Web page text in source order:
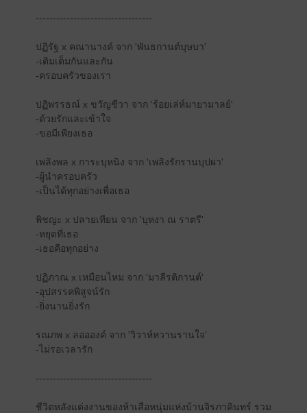
----------------------------------
ปฏิรัฐ x คณานางค์ จาก 'พันธกานต์บุษบา'
-เติมเต็มกันและกัน
-ครอบครัวของเรา
ปฏิพรรธณ์ x ขวัญชีวา จาก 'ร้อยเล่ห์มายามาลย์'
-ด้วยรักและเข้าใจ
-ขอมีเพียงเธอ
เพลิงพล x การะบุหนิง จาก 'เพลิงรักรานบุปผา'
-ผู้นำครอบครัว
-เป็นได้ทุกอย่างเพื่อเธอ
พิชญะ x ปลายเทียน จาก 'บุหงา ณ ราตรี'
-หยุดที่เธอ
-เธอคือทุกอย่าง
ปฏิภาณ x เหมือนไหม จาก 'มาลีรติกานต์'
-อุปสรรคพิสูจน์รัก
-ยิ่งนานยิ่งรัก
รณภพ x ลออองค์ จาก 'วิวาห์หวานรานใจ’
-ไม่รอเวลารัก
----------------------------------
ชีวิตหลังแต่งงานของห้าเสือหนุ่มแห่งบ้านจิรภาคินทร์ รวม